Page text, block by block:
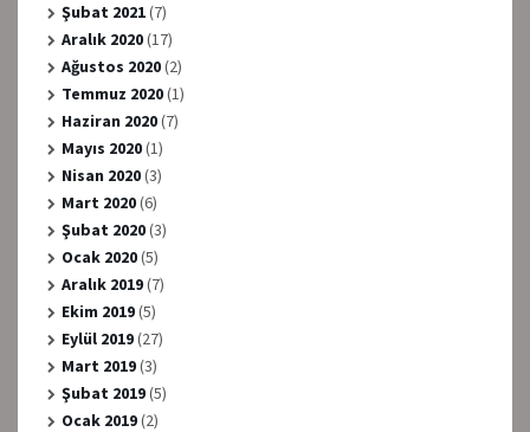
Şubat 2021(7)
Aralık 2020(17)
Ağustos 2020(2)
Temmuz 2020(1)
Haziran 2020(7)
Mayıs 2020(1)
Nisan 2020(3)
Mart 2020(6)
Şubat 2020(3)
Ocak 2020(5)
Aralık 2019(7)
Ekim 2019(5)
Eylül 2019(27)
Mart 2019(3)
Şubat 2019(5)
Ocak 2019(2)